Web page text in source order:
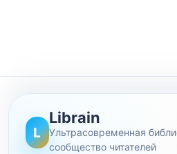
L
Librain
Ультрасовременная
сообщество читателей